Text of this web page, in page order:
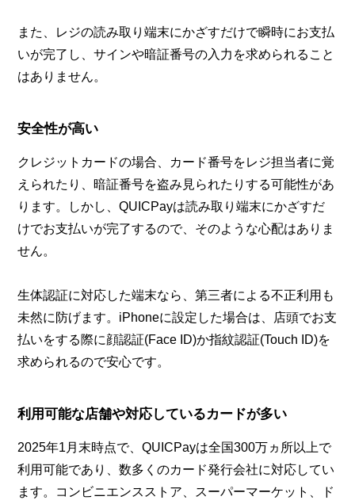
また、レジの読み取り端末にかざすだけで瞬時にお支払
いが完了し、サインや暗証番号の入力を求められること
はありません。
安全性が高い
クレジットカードの場合、カード番号をレジ担当者に覚
えられたり、暗証番号を盗み見られたりする可能性があ
ります。しかし、QUICPayは読み取り端末にかざすだ
けでお支払いが完了するので、そのような心配はありま
せん。
生体認証に対応した端末なら、第三者による不正利用も
未然に防げます。iPhoneに設定した場合は、店頭でお支
払いをする際に顔認証(Face ID)か指紋認証(Touch ID)を
求められるので安心です。
利用可能な店舗や対応しているカードが多い
2025年1月末時点で、QUICPayは全国300万ヵ所以上で
利用可能であり、数多くのカード発行会社に対応してい
ます。コンビニエンスストア、スーパーマーケット、ド